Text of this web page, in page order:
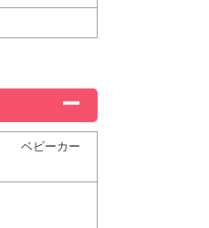
ベビーカー